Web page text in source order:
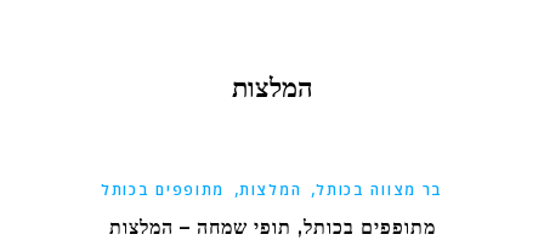
המלצות
בר מצווה בכותל, המלצות, מתופפים בכותל
מתופפים בכותל, תופי שמחה – המלצות